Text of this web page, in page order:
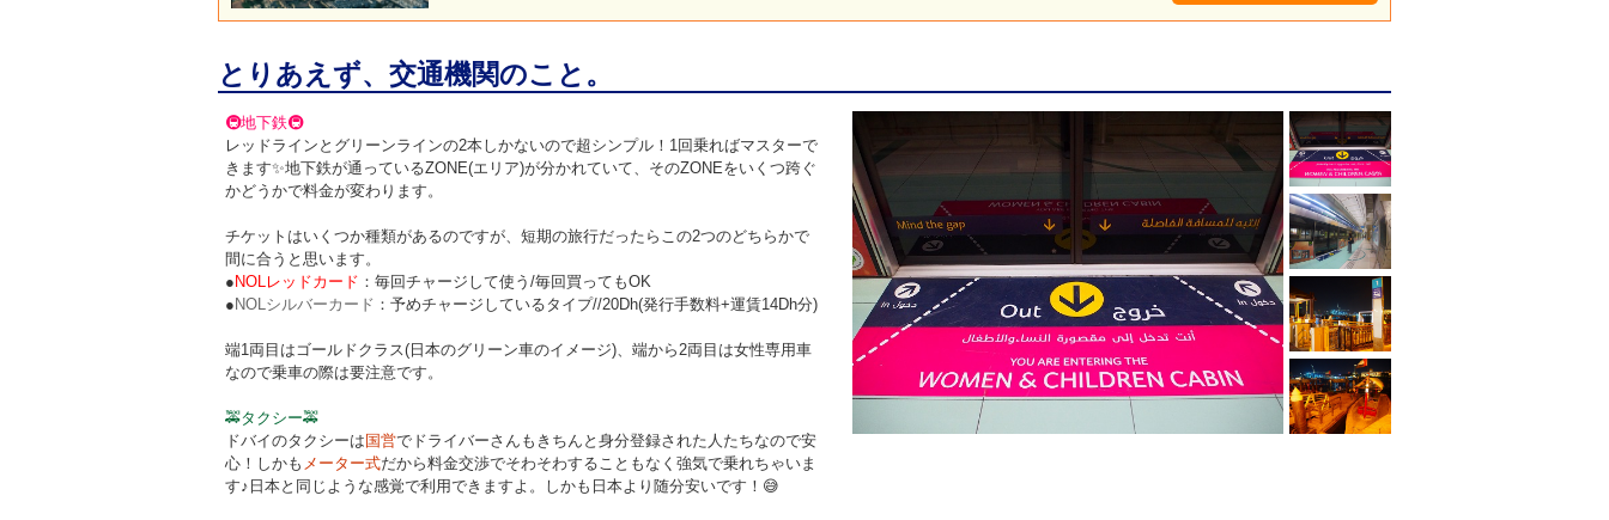
とりあえず、交通機関のこと。
🚇地下鉄🚇
レッドラインとグリーンラインの2本しかないので超シンプル！1回乗ればマスターで
きます✨地下鉄が通っているZONE(エリア)が分かれていて、そのZONEをいくつ跨ぐ
かどうかで料金が変わります。
チケットはいくつか種類があるのですが、短期の旅行だったらこの2つのどちらかで
間に合うと思います。
●NOLレッドカード ：毎回チャージして使う/毎回買ってもOK
●NOLシルバーカード ：予めチャージしているタイプ//20Dh(発行手数料+運賃14Dh分)
端1両目はゴールドクラス(日本のグリーン車のイメージ)、端から2両目は女性専用車
なので乗車の際は要注意です。
🚕タクシー🚕
ドバイのタクシーは国営でドライバーさんもきちんと身分登録された人たちなので安
心！しかも メーター式だから料金交渉でそわそわすることもなく強気で乗れちゃいま
す♪日本と同じような感覚で利用できますよ。しかも日本より随分安いです！ 😅